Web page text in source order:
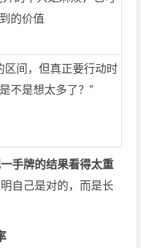
的价值
区间，但真正要行动时
不是想太多了？”
手牌的结果看得太重
自己是对的，而是长